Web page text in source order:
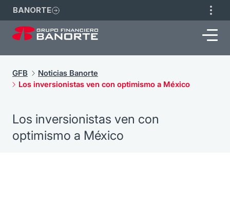
BANORTE
GFB
Noticias Banorte
Los inversionistas ven con optimismo a México
Los inversionistas ven con
optimismo a México